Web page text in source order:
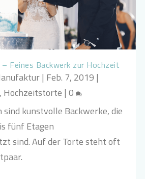
Feines Backwerk zur Hochzeit
| Feb. 7, 2019 |
, Hochzeitstorte |0
kunstvolle Backwerke, die
fünf Etagen
sind. Auf der Torte steht oft